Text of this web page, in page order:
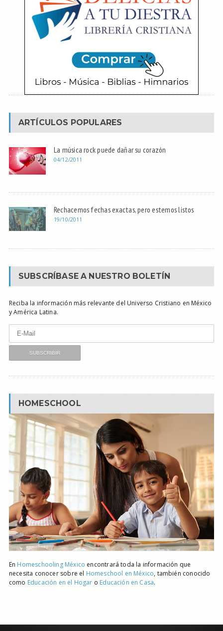
ARTÍCULOS POPULARES
La música rock puede dañar su corazón
04/12/2011
Rechacemos fechas exactas, pero estemos listos
19/10/2011
SUBSCRÍBASE A NUESTRO BOLETÍN
Reciba la información más relevante del Universo Cristiano en México
y América Latina.
HOMESCHOOL
En Homeschooling México encontrará toda la información que
necesita conocer sobre el Homeschool en México, también conocido
como Educación en el Hogar o Educación en Casa.